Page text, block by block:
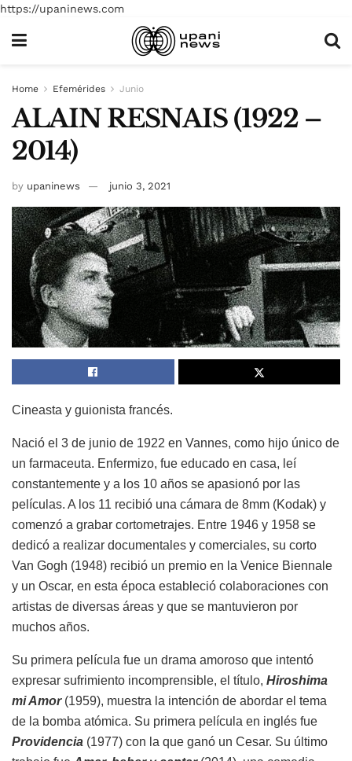
https://upaninews.com
Home Efemérides Junio
ALAIN RESNAIS (1922 –
2014)
by upaninews junio 3, 2021
Cineasta y guionista francés.
Nació el 3 de junio de 1922 en Vannes, como hijo único de
un farmaceuta. Enfermizo, fue educado en casa, leí
constantemente y a los 10 años se apasionó por las
películas. A los 11 recibió una cámara de 8mm (Kodak) y
comenzó a grabar cortometrajes. Entre 1946 y 1958 se
dedicó a realizar documentales y comerciales, su corto
Van Gogh (1948) recibió un premio en la Venice Biennale
y un Oscar, en esta época estableció colaboraciones con
artistas de diversas áreas y que se mantuvieron por
muchos años.
Su primera película fue un drama amoroso que intentó
expresar sufrimiento incomprensible, el título, Hiroshima
mi Amor(1959), muestra la intención de abordar el tema
de la bomba atómica. Su primera película en inglés fue
Providencia (1977) con la que ganó un Cesar. Su último